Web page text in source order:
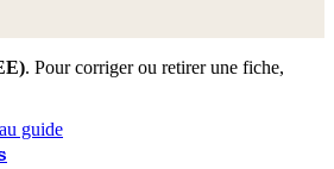
. Pour corriger ou retirer une fiche,
guide